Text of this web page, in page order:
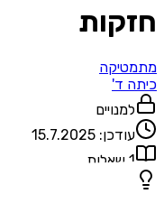
ד'
15.7.2025
שאלות